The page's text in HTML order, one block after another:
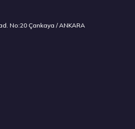
No:20 Çankaya / ANKARA